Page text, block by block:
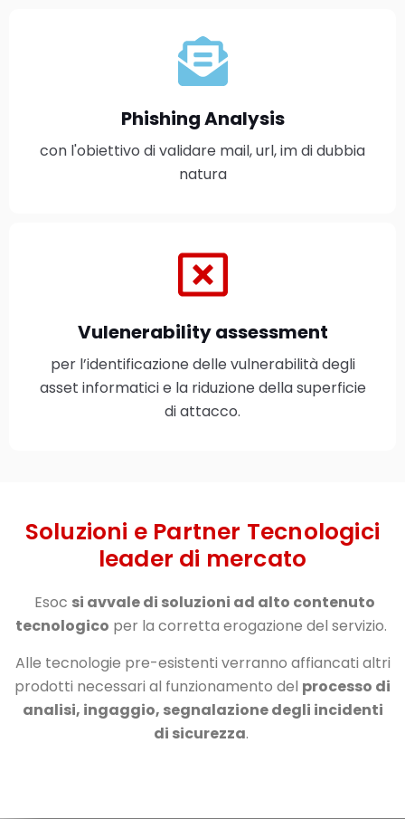
Phishing Analysis
con l'obiettivo di validare mail, url, im di dubbia
natura
Vulenerability assessment
per l’identificazione delle vulnerabilità degli
asset informatici e la riduzione della superficie
di attacco.
Soluzioni e Partner Tecnologici
leader di mercato
Esoc si avvale di soluzioni ad alto contenuto
tecnologico per la corretta erogazione del servizio.
Alle tecnologie pre-esistenti verranno affiancati altri
prodotti necessari al funzionamento del processo di
analisi, ingaggio, segnalazione degli incidenti
di sicurezza.